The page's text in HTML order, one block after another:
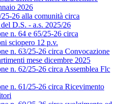
2026
26 alla comunità circa
D.S. - a.s. 2025/26
n. 64 e 65/25-26 circa
sciopero 12 p.v.
n. 63/25-26 circa Convocazione
mese dicembre 2025
n. 62/25-26 circa Assemblea Flc
n. 61/25-26 circa Ricevimento